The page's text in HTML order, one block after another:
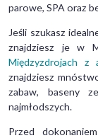
parowe, SPA oraz
Jeśli szukasz
znajdziesz je w
Międzyzdrojach z
znajdziesz
zabaw, baseny
najmłodszych.
Przed